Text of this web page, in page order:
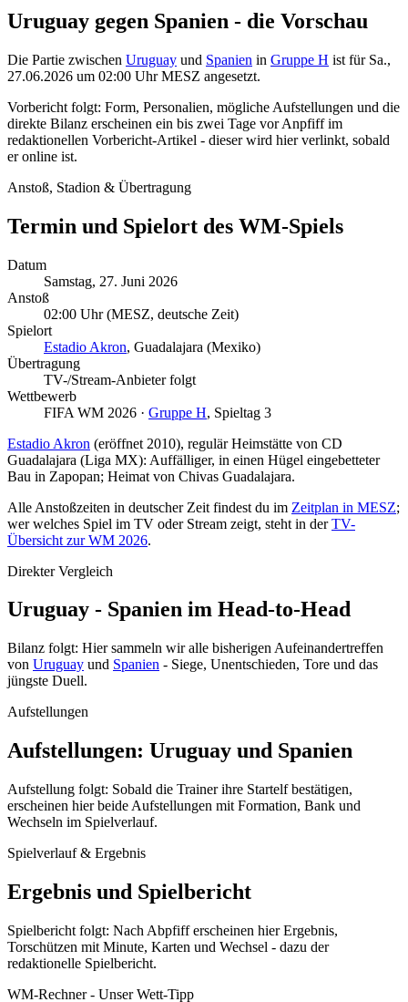
Uruguay gegen Spanien - die Vorschau
Die Partie zwischen Uruguay und Spanien in Gruppe H ist für Sa.,
27.06.2026 um 02:00 Uhr MESZ angesetzt.
Vorbericht folgt: Form, Personalien, mögliche Aufstellungen und die
direkte Bilanz erscheinen ein bis zwei Tage vor Anpfiff im
redaktionellen Vorbericht-Artikel - dieser wird hier verlinkt, sobald
er online ist.
Anstoß, Stadion & Übertragung
Termin und Spielort des WM-Spiels
Datum
Samstag, 27. Juni 2026
Anstoß
02:00 Uhr(MESZ, deutsche Zeit)
Spielort
Estadio Akron, Guadalajara (Mexiko)
Übertragung
TV-/Stream-Anbieter folgt
Wettbewerb
FIFA WM 2026 · Gruppe H, Spieltag 3
Estadio Akron (eröffnet 2010), regulär Heimstätte von CD
Guadalajara (Liga MX): Auffälliger, in einen Hügel eingebetteter
Bau in Zapopan; Heimat von Chivas Guadalajara.
Alle Anstoßzeiten in deutscher Zeit findest du im Zeitplan in MESZ;
wer welches Spiel im TV oder Stream zeigt, steht in derTV-
Übersicht zur WM 2026.
Direkter Vergleich
Uruguay - Spanien im Head-to-Head
Bilanz folgt: Hier sammeln wir alle bisherigen Aufeinandertreffen
von Uruguay und Spanien - Siege, Unentschieden, Tore und das
jüngste Duell.
Aufstellungen
Aufstellungen: Uruguay und Spanien
Aufstellung folgt: Sobald die Trainer ihre Startelf bestätigen,
erscheinen hier beide Aufstellungen mit Formation, Bank und
Wechseln im Spielverlauf.
Spielverlauf & Ergebnis
Ergebnis und Spielbericht
Spielbericht folgt: Nach Abpfiff erscheinen hier Ergebnis,
Torschützen mit Minute, Karten und Wechsel - dazu der
redaktionelle Spielbericht.
WM-Rechner - Unser Wett-Tipp